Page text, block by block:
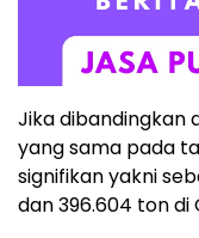
Jika dibandingkan
yang sama pada
signifikan yakni
dan 396.604 ton di